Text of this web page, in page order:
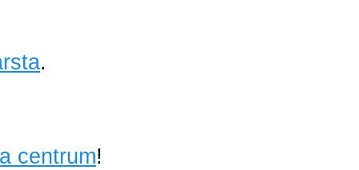
.
centrum!